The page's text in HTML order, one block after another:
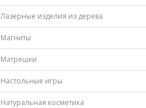
Лазерные изделия из дерева
Магниты
Матрешки
Настольные игры
Натуральная косметика